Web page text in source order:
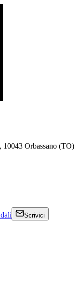
Orbassano (TO)
Scrivici